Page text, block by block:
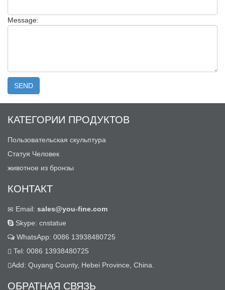
Message:
КАТЕГОРИИ ПРОДУКТОВ
Пользовательская скульптура
Статуя Человек
животное из бронзы
КОНТАКТ
Email: sales@you-fine.com
Skype: cnstatue
WhatsApp: 0086 13938480725
Tel: 0086 13938480725
Add: Quyang County, Hebei Province, China.
ОБРАТНАЯ СВЯЗЬ